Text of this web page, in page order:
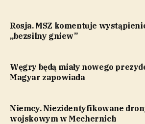
Rosja. MSZ komentuje
„bezsilny gniew”
Węgry będą miały nowego
Magyar zapowiada
Niemcy. Niezidentyfikowane
wojskowym w Mechernich